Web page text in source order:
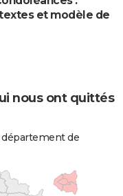
et modèle de
nous ont quittés
département de